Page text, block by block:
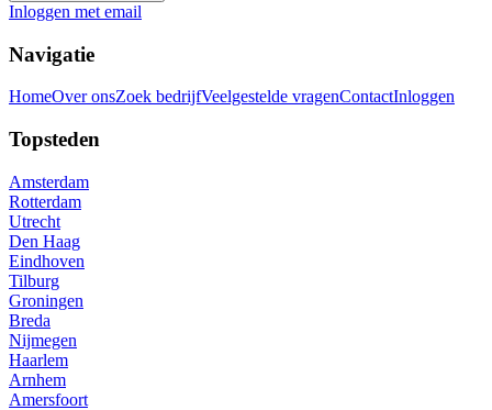
Inloggen met email
Navigatie
HomeOver onsZoek bedrijfVeelgestelde vragenContactInloggen
Topsteden
Amsterdam
Rotterdam
Utrecht
Den Haag
Eindhoven
Tilburg
Groningen
Breda
Nijmegen
Haarlem
Arnhem
Amersfoort